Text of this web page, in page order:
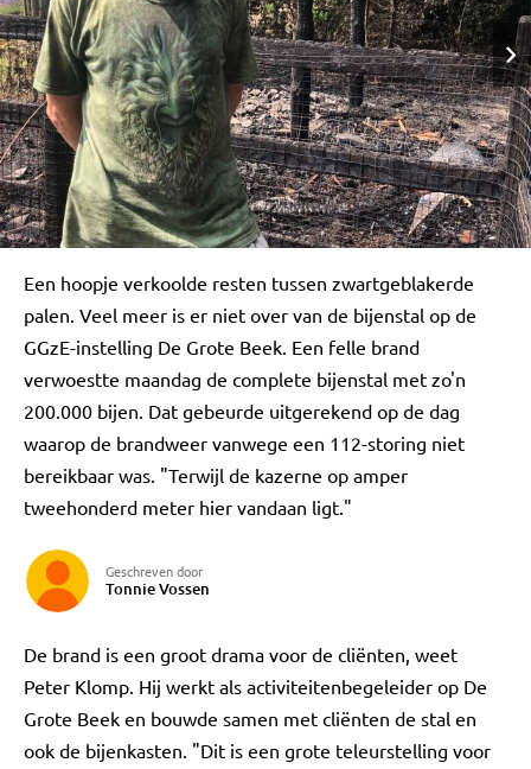
Een hoopje verkoolde resten tussen zwartgeblakerde
palen. Veel meer is er niet over van de bijenstal op de
GGzE-instelling De Grote Beek. Een felle brand
verwoestte maandag de complete bijenstal met zo'n
200.000 bijen. Dat gebeurde uitgerekend op de dag
waarop de brandweer vanwege een 112-storing niet
bereikbaar was. "Terwijl de kazerne op amper
tweehonderd meter hier vandaan ligt."
Geschreven door
Tonnie Vossen
De brand is een groot drama voor de cliënten, weet
Peter Klomp. Hij werkt als activiteitenbegeleider op De
Grote Beek en bouwde samen met cliënten de stal en
ook de bijenkasten. "Dit is een grote teleurstelling voor